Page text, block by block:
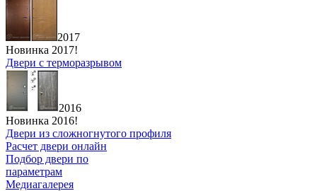
2017
Новинка 2017!
Двери с терморазрывом
2016
Новинка 2016!
Двери из сложногнутого профиля
Расчет двери онлайн
Подбор двери по
параметрам
Медиагалерея